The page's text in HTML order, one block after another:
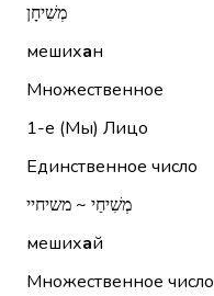
מְשִׁיחָן
мешихан
Множественное
1-е (Мы) Лицо
Единственное число
מְשִׁיחַי ~ משיחיי
мешихай
Множественное число